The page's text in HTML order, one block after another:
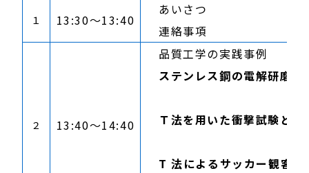
１ 13:30～13:40
あいさつ 長野県品
連絡事項 長野県
２ 13:40～14:40
品質工学の実践事例
ステンレス鋼の電解研磨
Ｔ法を用いた衝撃試験と
T 法によるサッカー観客動